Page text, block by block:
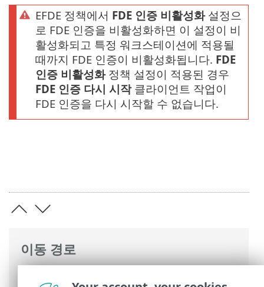
이동 경로
EFDE 정책에서 FDE 인증 비활성화설정으
로 FDE 인증을 비활성화하면 이 설정이 비
활성화되고 특정 워크스테이션에 적용될
때까지 FDE 인증이 비활성화됩니다. FDE
인증 비활성화정책 설정이 적용된 경우
FDE 인증 다시 시작클라이언트 작업이
FDE 인증을 다시 시작할 수 없습니다.